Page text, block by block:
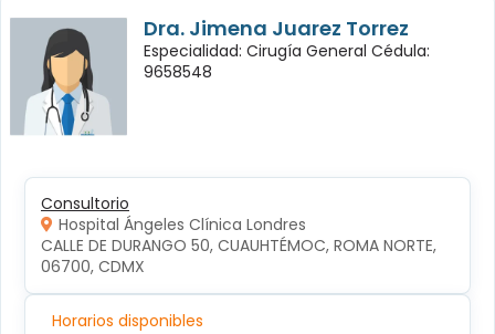
Dra. Jimena Juarez Torrez
Especialidad: Cirugía General Cédula:
9658548
Consultorio
Hospital Ángeles Clínica Londres
CALLE DE DURANGO 50, CUAUHTÉMOC, ROMA NORTE,
06700, CDMX
Horarios disponibles